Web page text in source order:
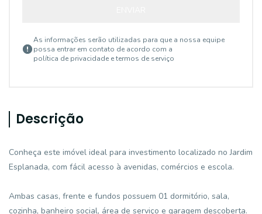
As informações serão utilizadas para que a nossa equipe
possa entrar em contato de acordo com a
política de privacidade e termos de serviço
Descrição
Conheça este imóvel ideal para investimento localizado no Jardim
Esplanada, com fácil acesso à avenidas, comércios e escola.
Ambas casas, frente e fundos possuem 01 dormitório, sala,
cozinha, banheiro social, área de serviço e garagem descoberta.